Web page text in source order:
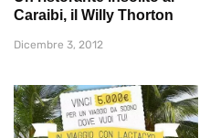
Caraibi, il Willy Thorton
Dicembre 3, 2012